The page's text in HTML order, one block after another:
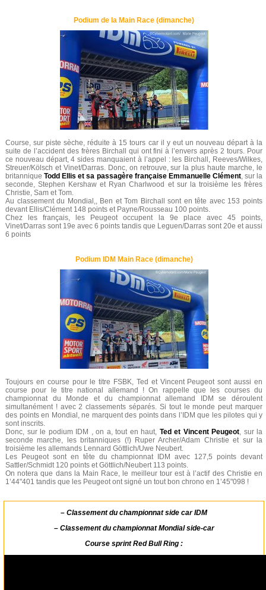
Podium de la Main Race (dimanche)
Course, sur piste sèche, réduite à 15 tours car il y eut un nouveau départ à la
suite de l’accident des frères Birchall qui ont fini à l’envers après 2 tours. Pour
ce nouveau départ, 4 sides manquaient à l’appel : les Birchall, Reeves/Wilkes,
Streuer/Kölsch et Vinet/Darras. Donc, on retrouve, sur la plus haute marche, le
britanniqueTodd Ellis et sa passagère française Emmanuelle Clément, sur la
seconde, Stephen Kershaw et Ryan Charlwood et sur la troisième les frères
Christie, Sam et Tom.
Au classement du Mondial,, Ben et Tom Birchall sont en tête avec 153 points
devant Ellis/Clément 148 points et Payne/Rousseau 100 points.
Chez les français, les Peugeot occupent la 9e place avec 45 points,
Vinet/Darras sont 19e avec 6 points tandis que Leguen/Darras sont 20e et aussi
6 points
Podium IDM Main Race (dimanche)
Toujours en course pour le titre FSBK, Ted et Vincent Peugeot sont aussi en
course pour le titre national allemand ! On rappelle que les courses du
championnat du Monde et du championnat allemand IDM se déroulent
simultanément ! avec 2 classements séparés. Si tout le monde peut marquer
des points en Mondial, ne marquent des points dans l’IDM que les pilotes qui y
sont inscrits.
Donc, sur le podium IDM , on a, tout en haut, Ted et Vincent Peugeot, sur la
seconde marche, les britanniques (!) Ruper Archer/Adam Christie et sur la
troisième les allemands Lennard Göttlich/Uwe Neubert.
Les Peugeot sont en tête du championnat IDM avec 127,5 points devant
Sattler/Schmidt 120 points et Göttlich/Neubert 113 points.
On notera que dans la Main Race, le meilleur tour est à l’actif des Christie en
1’44"401 tandis que les Peugeot ont signé un tout bon chrono en 1’45"098 !
– Classement du championnat side car IDM
– Classement du championnat Mondial side-car
Course sprint Red Bull Ring :